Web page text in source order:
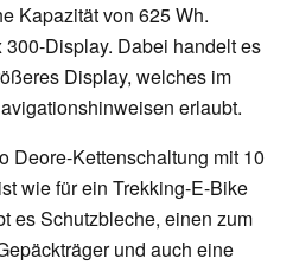
Kapazität von 625 Wh.
Display. Dabei handelt es
Display, welches im
erlaubt.
Deore-Kettenschaltung mit 10
wie für ein Trekking-E-Bike
es Schutzbleche, einen zum
und auch eine